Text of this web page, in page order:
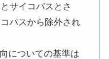
サイコパスとさ
パスから除外され
についての基準は